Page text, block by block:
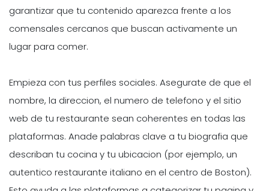
garantizar que tu contenido aparezca frente a los
comensales cercanos que buscan activamente un
lugar para comer.
Empieza con tus perfiles sociales. Asegurate de que el
nombre, la direccion, el numero de telefono y el sitio
web de tu restaurante sean coherentes en todas las
plataformas. Anade palabras clave a tu biografia que
describan tu cocina y tu ubicacion (por ejemplo, un
autentico restaurante italiano en el centro de Boston).